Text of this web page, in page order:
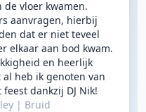
de vloer kwamen.
aanvragen, hierbij
dat er niet teveel
elkaar aan bod kwam.
en heerlijk
heb ik genoten van
dankzij DJ Nik!
| Bruid